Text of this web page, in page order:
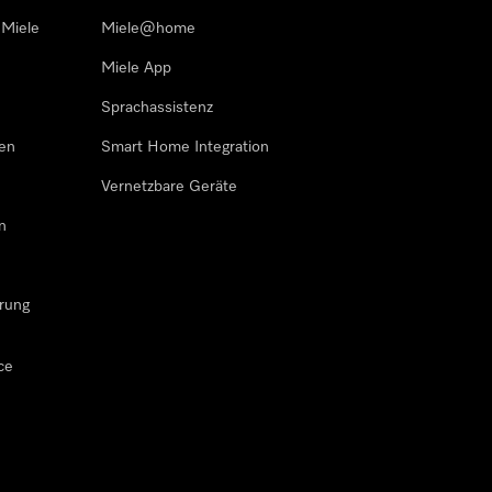
Miele@home
Miele App
Sprachassistenz
Smart Home Integration
Vernetzbare Geräte